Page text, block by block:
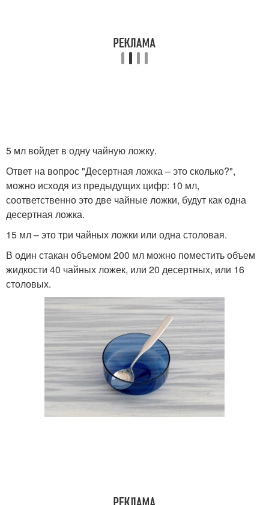
5 мл войдет в одну чайную ложку.
Ответ на вопрос "Десертная ложка – это сколько?",
можно исходя из предыдущих цифр: 10 мл,
соответственно это две чайные ложки, будут как одна
десертная ложка.
15 мл – это три чайных ложки или одна столовая.
В один стакан объемом 200 мл можно поместить объем
жидкости 40 чайных ложек, или 20 десертных, или 16
столовых.